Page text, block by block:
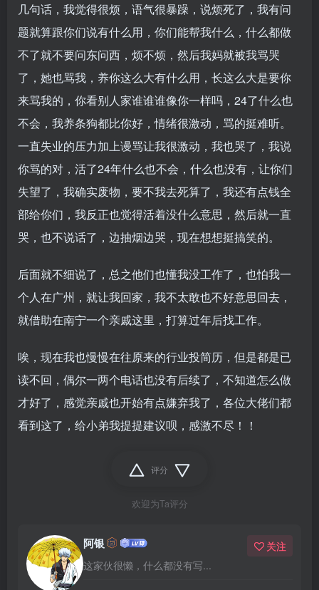
几句话，我觉得很烦，语气很暴躁，说烦死了，我有问
题就算跟你们说有什么用，你们能帮我什么，什么都做
不了就不要问东问西，烦不烦，然后我妈就被我骂哭
了，她也骂我，养你这么大有什么用，长这么大是要你
来骂我的，你看别人家谁谁谁像你一样吗，24了什么也
不会，我养条狗都比你好，情绪很激动，骂的挺难听。
一直失业的压力加上谩骂让我很激动，我也哭了，我说
你骂的对，活了24年什么也不会，什么也没有，让你们
失望了，我确实废物，要不我去死算了，我还有点钱全
部给你们，我反正也觉得活着没什么意思，然后就一直
哭，也不说话了，边抽烟边哭，现在想想挺搞笑的。
后面就不细说了，总之他们也懂我没工作了，也怕我一
个人在广州，就让我回家，我不太敢也不好意思回去，
就借助在南宁一个亲戚这里，打算过年后找工作。
唉，现在我也慢慢在往原来的行业投简历，但是都是已
读不回，偶尔一两个电话也没有后续了，不知道怎么做
才好了，感觉亲戚也开始有点嫌弃我了，各位大佬们都
看到这了，给小弟我提提建议呗，感激不尽！！
评分
欢迎为Ta评分
阿银
这家伙很懒，什么都没有写...
关注